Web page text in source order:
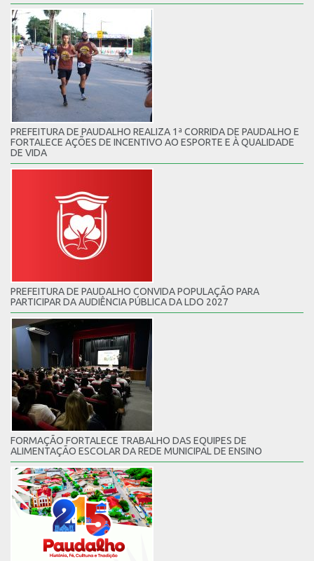
PREFEITURA DE PAUDALHO REALIZA 1ª CORRIDA DE PAUDALHO E
FORTALECE AÇÕES DE INCENTIVO AO ESPORTE E À QUALIDADE
DE VIDA
PREFEITURA DE PAUDALHO CONVIDA POPULAÇÃO PARA
PARTICIPAR DA AUDIÊNCIA PÚBLICA DA LDO 2027
FORMAÇÃO FORTALECE TRABALHO DAS EQUIPES DE
ALIMENTAÇÃO ESCOLAR DA REDE MUNICIPAL DE ENSINO